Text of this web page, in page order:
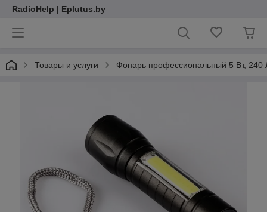
RadioHelp | Eplutus.by
Товары и услуги Фонарь профессиональный 5 Вт, 240